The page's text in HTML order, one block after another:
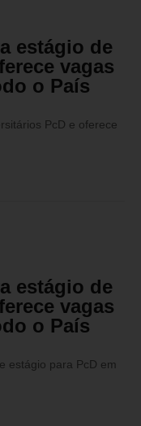
estágio de
vagas
o País
PcD e oferece
estágio de
vagas
o País
estágio para PcD em